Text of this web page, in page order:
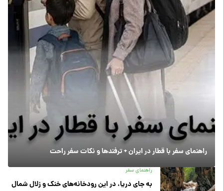
راهنمای سفر با قطار در ایران + ترفندها و نکات سفر راحت
راهنمای سفر
به جای دریا، در این رودخانه‌های خنک و زلال شمال